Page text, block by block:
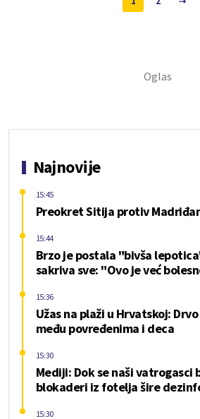
Najnovije
Preokret Sitija protiv
15:45
Brzo je postala "bivša
sakriva sve: "Ovo je već
15:44
Užas na plaži u Hrvatskoj:
među povređenima i deca
15:36
Mediji: Dok se naši vatrogasci
blokaderi iz fotelja šire
15:30
15:30